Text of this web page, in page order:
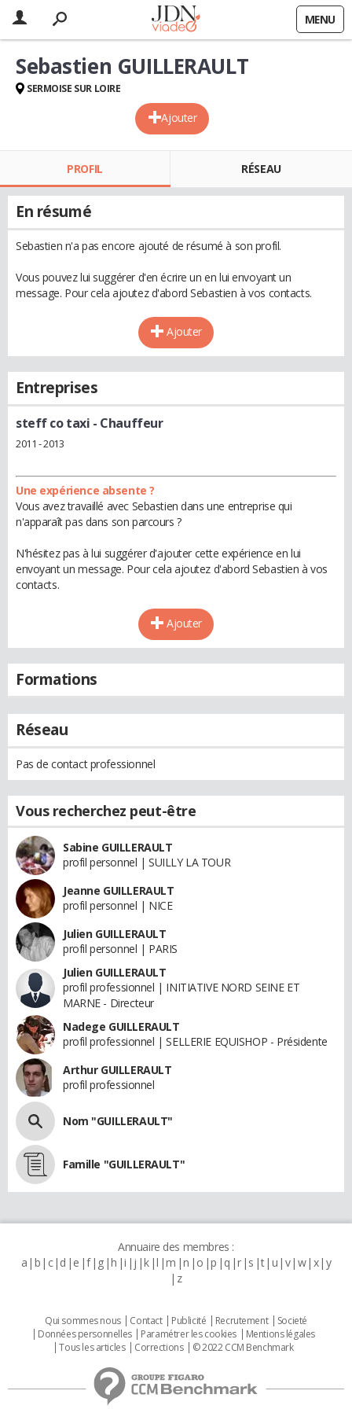
MENU
Ajouter
Sebastien GUILLERAULT
SERMOISE SUR LOIRE
PROFIL RÉSEAU
En résumé
Sebastien n'a pas encore ajouté de résumé à son profil.
Vous pouvez lui suggérer d'en écrire un en lui envoyant un
message. Pour cela ajoutez d'abord Sebastien à vos contacts.
Ajouter
Entreprises
steff co taxi - Chauffeur
2011 - 2013
Une expérience absente ?
Vous avez travaillé avec Sebastien dans une entreprise qui
n'apparaît pas dans son parcours ?
N'hésitez pas à lui suggérer d'ajouter cette expérience en lui
envoyant un message. Pour cela ajoutez d'abord Sebastien à vos
contacts.
Ajouter
Formations
Réseau
Pas de contact professionnel
Vous recherchez peut-être
Sabine GUILLERAULT
profil personnel | SUILLY LA TOUR
Jeanne GUILLERAULT
profil personnel | NICE
Julien GUILLERAULT
profil personnel | PARIS
Julien GUILLERAULT
profil professionnel | INITIATIVE NORD SEINE ET
MARNE - Directeur
Nadege GUILLERAULT
profil professionnel | SELLERIE EQUISHOP - Présidente
Arthur GUILLERAULT
profil professionnel
Nom "GUILLERAULT"
Famille "GUILLERAULT"
Annuaire des membres :
a b c d e f g h i j k l m n o p q r s t u v w x y
z
Qui sommes nous Contact Publicité Recrutement
Societé
Données personnelles
Paramétrer les cookies
Mentions légales
Tous les articles
Corrections © 2022 CCM Benchmark